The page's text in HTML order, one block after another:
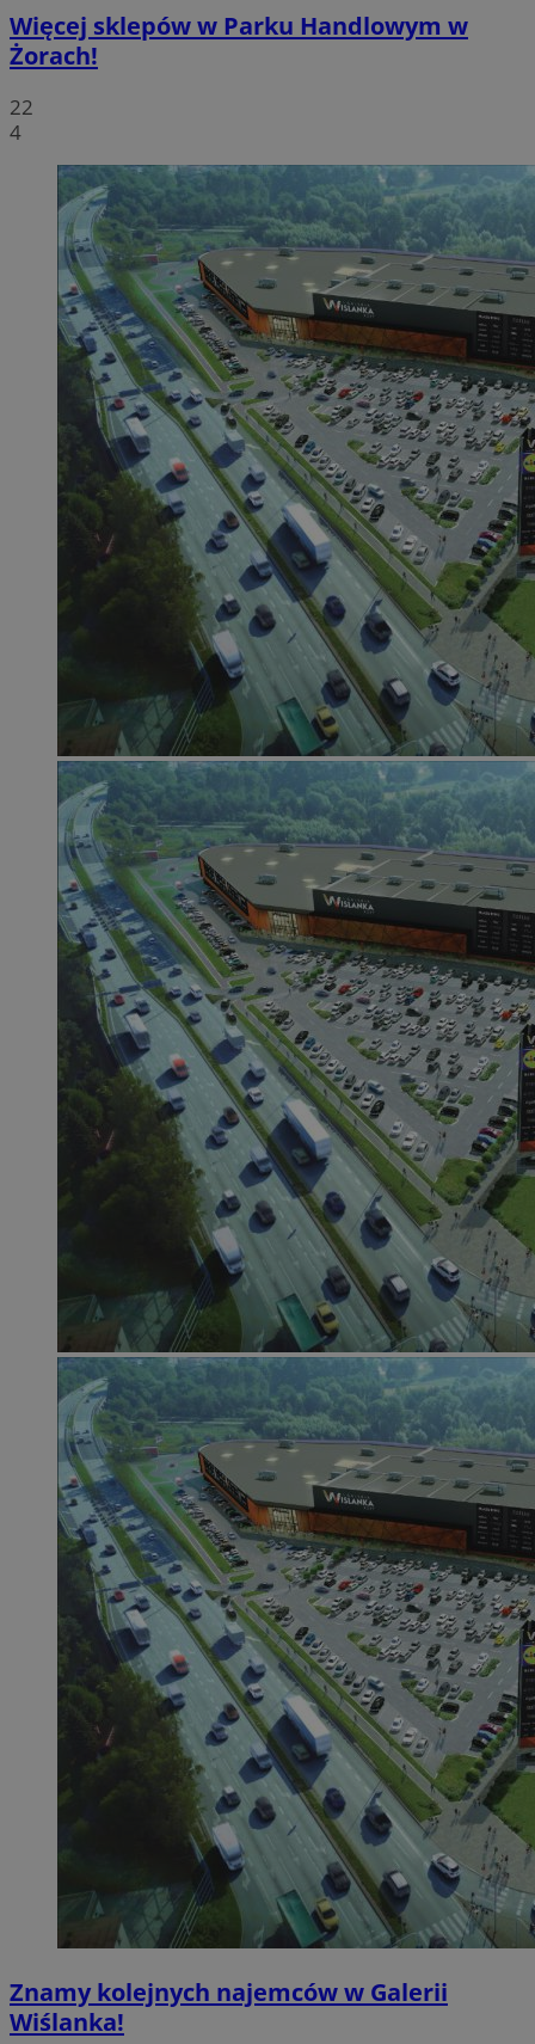
Więcej sklepów w Parku Handlowym w
Żorach!
22
4
Znamy kolejnych najemców w Galerii
Wiślanka!